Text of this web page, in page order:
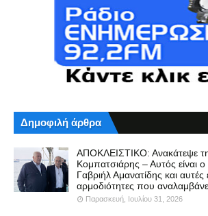
Δημοφιλή άρθρα
ΑΠΟΚΛΕΙΣΤΙΚΟ: Ανακάτεψε
Κομπατσιάρης – Αυτός είναι
Γαβριήλ Αμανατίδης και αυτές
αρμοδιότητες που
Παρασκευή, Ιουλίου 31, 2026